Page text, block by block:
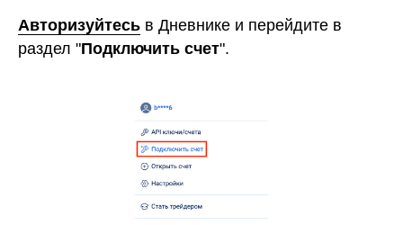
Авторизуйтесь в Дневнике и перейдите в
раздел "Подключить счет".